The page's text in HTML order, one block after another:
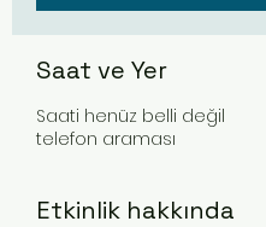
Saat ve Yer
Saati henüz belli değil
telefon araması
Etkinlik hakkında